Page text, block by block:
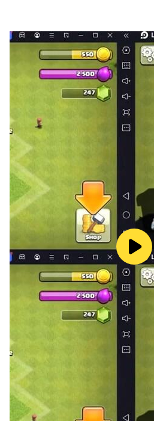
如果你有任何問題, 請隨時郵件聯
spin@habby.fun